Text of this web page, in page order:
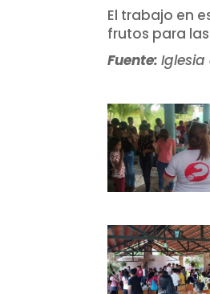
El trabajo en
frutos para
Fuente:Iglesia